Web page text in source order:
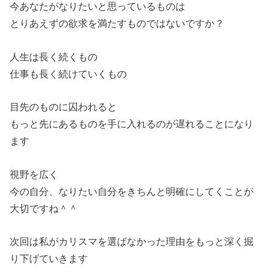
今あなたがなりたいと思っているものは
とりあえずの欲求を満たすものではないですか？
人生は長く続くもの
仕事も長く続けていくもの
目先のものに囚われると
もっと先にあるものを手に入れるのが遅れることになり
ます
視野を広く
今の自分、なりたい自分をきちんと明確にしてくことが
大切ですね＾＾
次回は私がカリスマを選ばなかった理由をもっと深く掘
り下げていきます